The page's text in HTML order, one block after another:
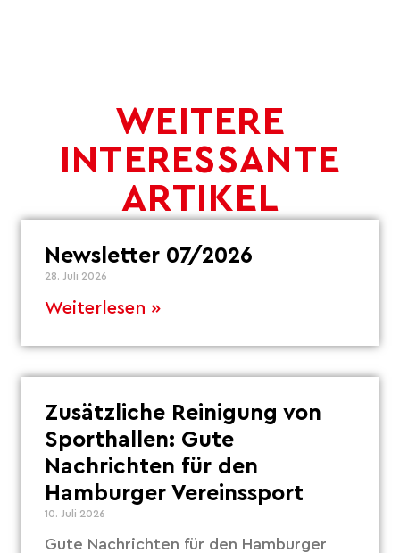
WEITERE
INTERESSANTE
ARTIKEL
Newsletter 07/2026
28. Juli 2026
Weiterlesen »
Zusätzliche Reinigung von
Sporthallen: Gute
Nachrichten für den
Hamburger Vereinssport
10. Juli 2026
Gute Nachrichten für den Hamburger